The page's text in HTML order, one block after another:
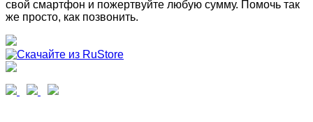
свой смартфон и пожертвуйте любую сумму. Помочь так
же просто, как позвонить.